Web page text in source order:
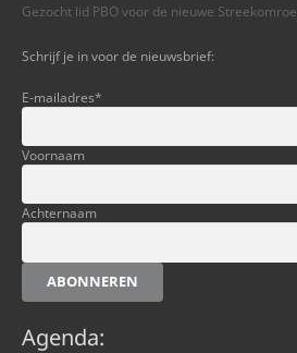
Gezocht lid PBO voor de nieuwe
Schrijf je in voor de nieuwsbrief:
E-mailadres*
Voornaam
Achternaam
ABONNEREN
Agenda: